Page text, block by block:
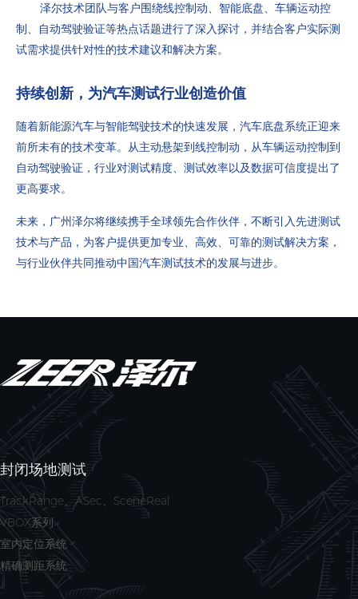
泽尔技术团队与客户围绕线控制动、智能底盘、车辆运动控
制、自动驾驶验证等热点话题进行了深入探讨，并结合客户实际测
试需求提供针对性的技术建议和解决方案。
持续创新，为汽车测试行业创造价值
随着新能源汽车与智能驾驶技术的快速发展，汽车底盘系统正迎来
前所未有的技术变革。从主动悬架到线控制动，从车辆运动控制到
自动驾驶验证，行业对测试精度、测试效率以及数据可信度提出了
更高要求。
未来，广州泽尔将继续携手全球领先合作伙伴，不断引入先进测试
技术与产品，为客户提供更加专业、高效、可靠的测试解决方案，
与行业伙伴共同推动中国汽车测试技术的发展与进步。
封闭场地测试
TrackRange、ASec、SceneReal
VBOX系列
室内定位系统
精确测距系统